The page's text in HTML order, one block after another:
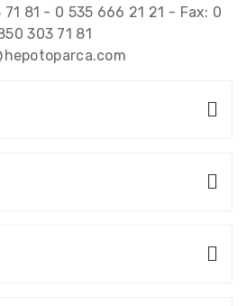
81 - 0 535 666 21 21 - Fax: 0
303 71 81